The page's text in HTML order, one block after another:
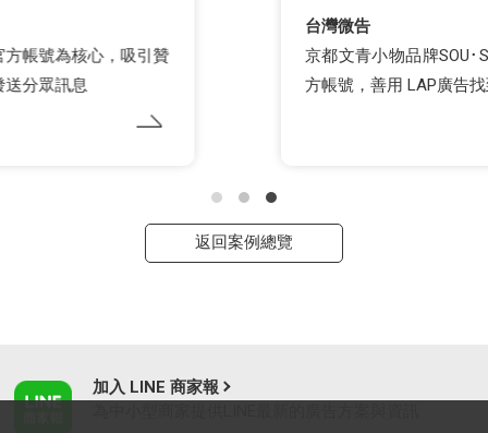
京都文青小物品牌SOU･SOU遠距耕耘台灣 LINE官
方帳號，善用 LAP廣告找到相似受眾帶動轉換率
返回案例總覽
加入 LINE 商家報